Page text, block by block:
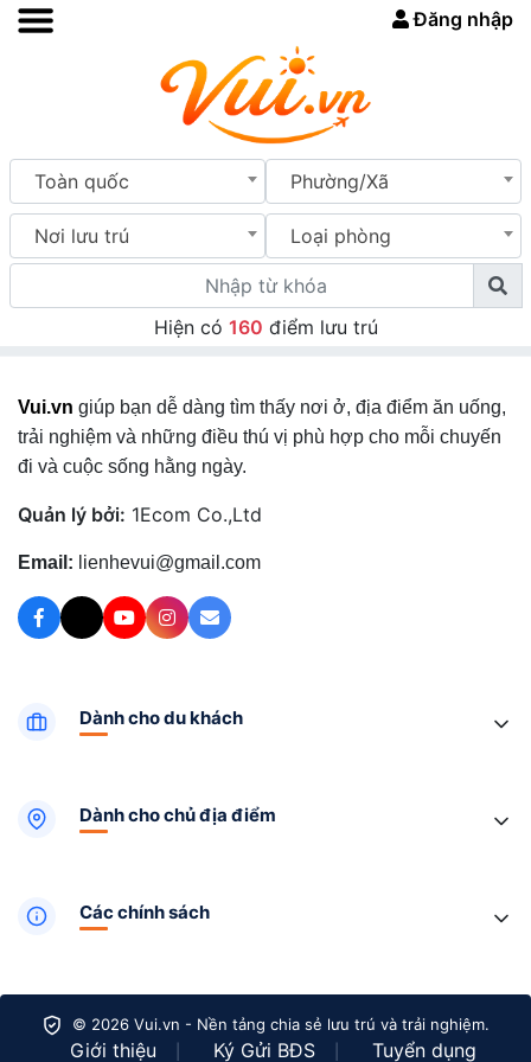
Đăng nhập
Toàn quốc Phường/Xã
Nơi lưu trú Loại phòng
Hiện có 160 điểm lưu trú
Vui.vn giúp bạn dễ dàng tìm thấy nơi ở, địa điểm ăn uống,
trải nghiệm và những điều thú vị phù hợp cho mỗi chuyến
đi và cuộc sống hằng ngày.
Quản lý bởi: 1Ecom Co.,Ltd
Email: lienhevui@gmail.com
Dành cho du khách
Dành cho chủ địa điểm
Các chính sách
© 2026 Vui.vn - Nền tảng chia sẻ lưu trú và trải nghiệm.
Giới thiệu Ký Gửi BĐS Tuyển dụng